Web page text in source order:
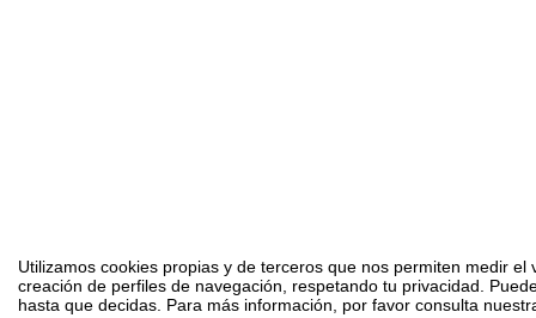
Utilizamos cookies propias y de terceros que nos permiten medir
creación de perfiles de navegación, respetando tu privacidad.
hasta que decidas. Para más información, por favor consulta